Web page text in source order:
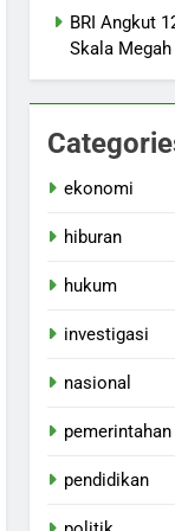
BRI Angkut
Skala
ekonomi
hiburan
hukum
investigasi
nasional
pemerintahan
pendidikan